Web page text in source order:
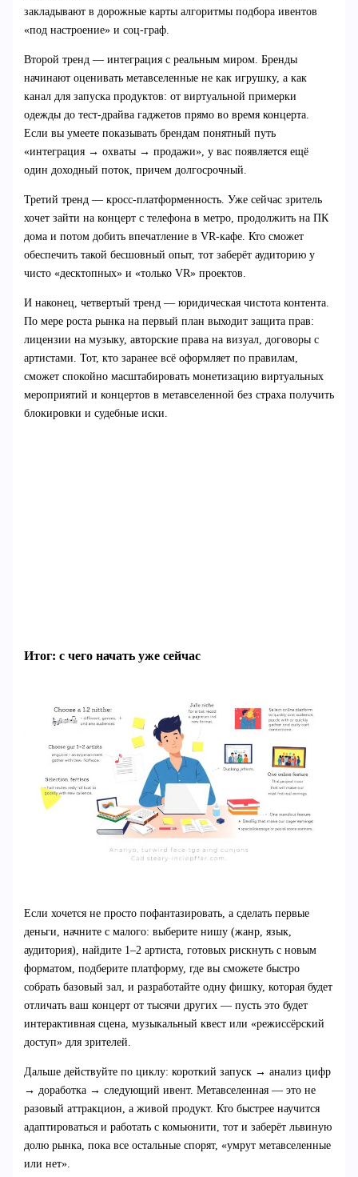
закладывают в дорожные карты алгоритмы подбора ивентов
«под настроение» и соц-граф.
Второй тренд — интеграция с реальным миром. Бренды
начинают оценивать метавселенные не как игрушку, а как
канал для запуска продуктов: от виртуальной примерки
одежды до тест-драйва гаджетов прямо во время концерта.
Если вы умеете показывать брендам понятный путь
«интеграция → охваты → продажи», у вас появляется ещё
один доходный поток, причем долгосрочный.
Третий тренд — кросс-платформенность. Уже сейчас зритель
хочет зайти на концерт с телефона в метро, продолжить на ПК
дома и потом добить впечатление в VR-кафе. Кто сможет
обеспечить такой бесшовный опыт, тот заберёт аудиторию у
чисто «десктопных» и «только VR» проектов.
И наконец, четвертый тренд — юридическая чистота контента.
По мере роста рынка на первый план выходит защита прав:
лицензии на музыку, авторские права на визуал, договоры с
артистами. Тот, кто заранее всё оформляет по правилам,
сможет спокойно масштабировать монетизацию виртуальных
мероприятий и концертов в метавселенной без страха получить
блокировки и судебные иски.
Итог: с чего начать уже сейчас
Если хочется не просто пофантазировать, а сделать первые
деньги, начните с малого: выберите нишу (жанр, язык,
аудитория), найдите 1–2 артиста, готовых рискнуть с новым
форматом, подберите платформу, где вы сможете быстро
собрать базовый зал, и разработайте одну фишку, которая будет
отличать ваш концерт от тысячи других — пусть это будет
интерактивная сцена, музыкальный квест или «режиссёрский
доступ» для зрителей.
Дальше действуйте по циклу: короткий запуск → анализ цифр
→ доработка → следующий ивент. Метавселенная — это не
разовый аттракцион, а живой продукт. Кто быстрее научится
адаптироваться и работать с комьюнити, тот и заберёт львиную
долю рынка, пока все остальные спорят, «умрут метавселенные
или нет».